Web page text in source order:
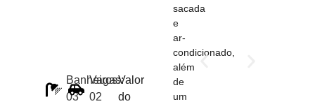
Banheiros:
03
Vagas:
02
Valor
do
sacada
e
ar-
condicionado,
além
de
um